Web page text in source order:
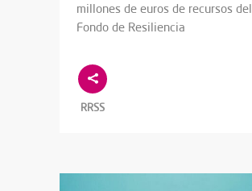
millones de euros de recursos del
Fondo de Resiliencia
RRSS